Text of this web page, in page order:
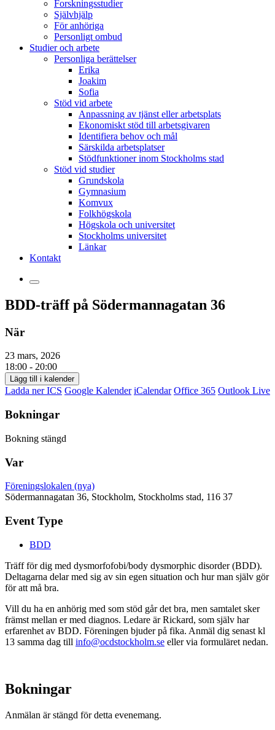
Forskningsstudier
Självhjälp
För anhöriga
Personligt ombud
Studier och arbete
Personliga berättelser
Erika
Joakim
Sofia
Stöd vid arbete
Anpassning av tjänst eller arbetsplats
Ekonomiskt stöd till arbetsgivaren
Identifiera behov och mål
Särskilda arbetsplatser
Stödfunktioner inom Stockholms stad
Stöd vid studier
Grundskola
Gymnasium
Komvux
Folkhögskola
Högskola och universitet
Stockholms universitet
Länkar
Kontakt
BDD-träff på Södermannagatan 36
När
23 mars, 2026
18:00 - 20:00
Lägg till i kalender
Ladda ner ICS Google Kalender iCalendar Office 365 Outlook Live
Bokningar
Bokning stängd
Var
Föreningslokalen (nya)
Södermannagatan 36, Stockholm, Stockholms stad, 116 37
Event Type
BDD
Träff för dig med dysmorfofobi/body dysmorphic disorder (BDD).
Deltagarna delar med sig av sin egen situation och hur man själv gör
för att må bra.
Vill du ha en anhörig med som stöd går det bra, men samtalet sker
främst mellan er med diagnos. Ledare är Rickard, som själv har
erfarenhet av BDD. Föreningen bjuder på fika. Anmäl dig senast kl
13 samma dag till info@ocdstockholm.se eller via formuläret nedan.
Bokningar
Anmälan är stängd för detta evenemang.